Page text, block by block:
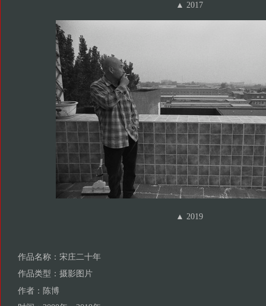
▲ 2017
▲ 2019
作品名称：宋庄二十年
作品类型：摄影图片
作者：陈博